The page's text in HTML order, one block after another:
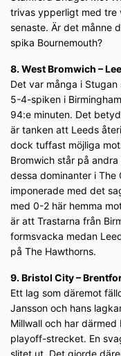
trivas ypperligt med tre
senaste. Är det månne
spika Bournemouth?
8. West Bromwich –
Det var många i
5-4-spiken i
94:e minuten. Det
är tanken att Leeds
dock tuffast möjliga
Bromwich står på
dessa dominanter i The
imponerade med det
med 0-2 här hemma
är att Trastarna från
formsvacka medan
på The Hawthorns.
9. Bristol City –
Ett lag som däremot
Jansson och hans
Millwall och har
playoff-strecket. En